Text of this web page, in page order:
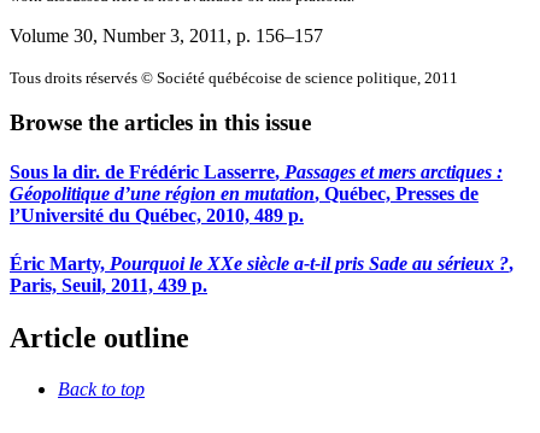
Volume 30, Number 3, 2011 , p. 156–157
Tous droits réservés © Société québécoise de science politique, 2011
Browse the articles in this issue
Sous la dir. de Frédéric Lasserre, Passages et mers arctiques :
Géopolitique d’une région en mutation, Québec, Presses de
l’Université du Québec, 2010, 489 p.
Éric Marty, Pourquoi le XXe siècle a-t-il pris Sade au sérieux ?,
Paris, Seuil, 2011, 439 p.
Article outline
Back to top